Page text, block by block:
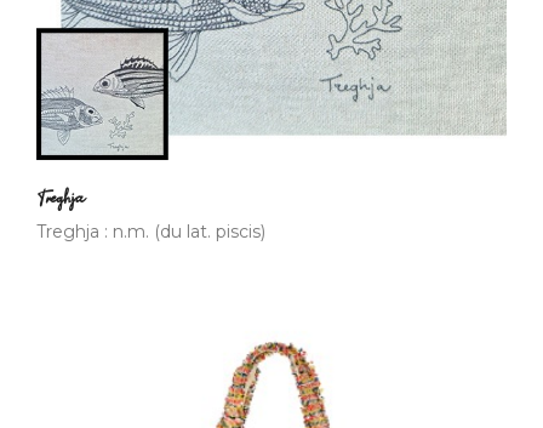
Treghja
Treghja : n.m. (du lat. piscis)